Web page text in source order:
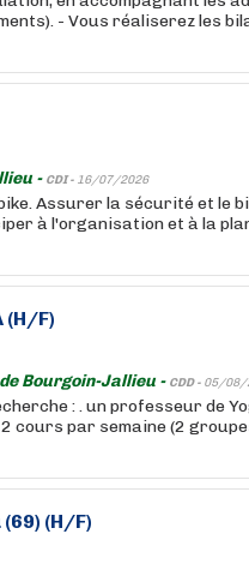
- Vous réaliserez les
- CDI - 16/07/2026
Assurer la sécurité et le
à l'organisation et à la
(H/F)
Bourgoin-Jallieu - CDD - 05/08/
: . un professeur de
cours par semaine (2
(H/F)